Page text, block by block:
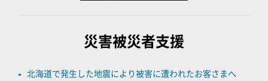
災害被災者支援
北海道で発生した地震により被害に遭われたお客さまへ